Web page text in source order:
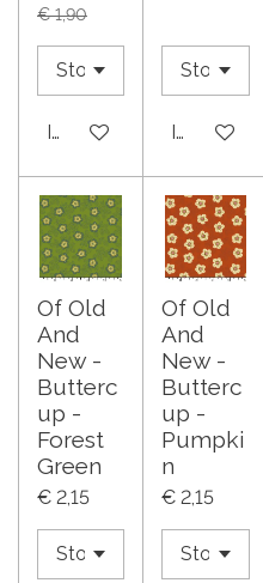
€ 1,90
In winkelwagenIn
Of Old
And
New -
Butterc
up -
Forest
Green
€ 2,15
Of Old
And
New -
Butterc
up -
Pumpki
n
€ 2,15